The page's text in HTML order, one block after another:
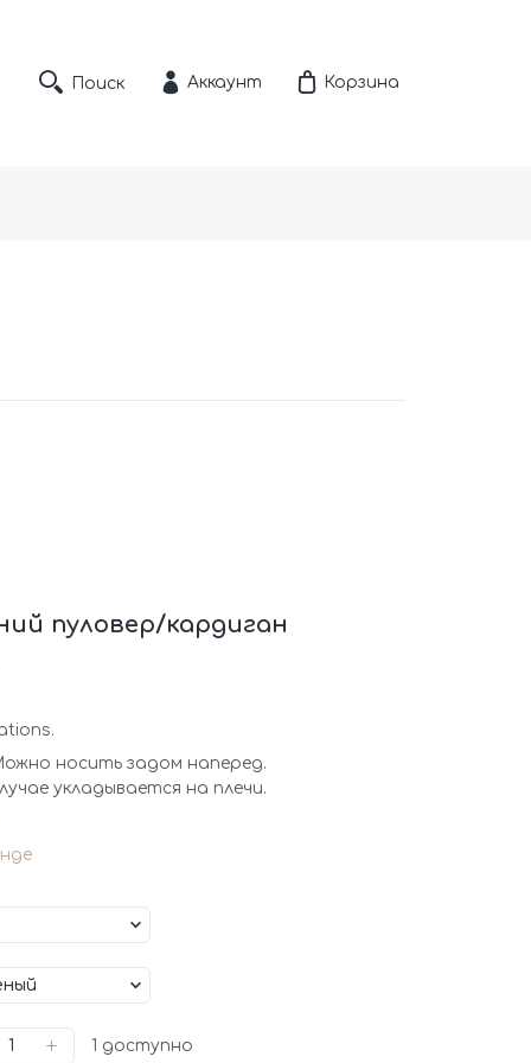
Поиск Аккаунт Корзина
пуловер/кардиган
носить задом наперед.
укладывается на плечи.
1 доступно